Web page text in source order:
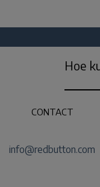
Hoe
CONTACT
info@redbutton.com